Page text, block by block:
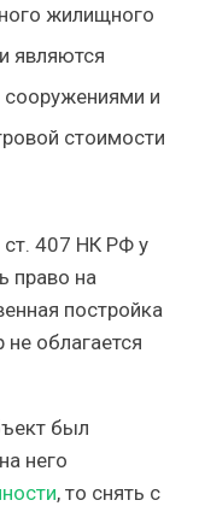
жилищного
являются
и
стоимости
ст. 407 НК РФ у
право на
постройка
облагается
был
него
, то снять с